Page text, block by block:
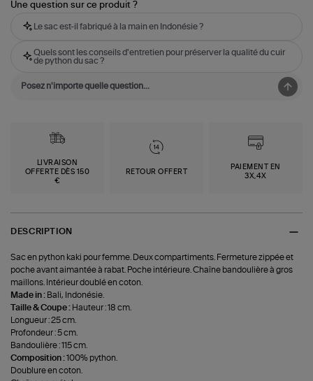
Une question sur ce produit ?
Le sac est-il fabriqué à la main en Indonésie ?
Quels sont les conseils d'entretien pour préserver la qualité du cuir
de python du sac ?
LIVRAISON
OFFERTE DÈS 150
€
RETOUR OFFERT
PAIEMENT EN
3X,4X
DESCRIPTION
Sac en python kaki pour femme. Deux compartiments. Fermeture zippée et
poche avant aimantée à rabat. Poche intérieure. Chaîne bandoulière à gros
maillons. Intérieur doublé en coton.
Made in : Bali, Indonésie.
Taille & Coupe : Hauteur : 18 cm.
Longueur : 25 cm.
Profondeur : 5 cm.
Bandoulière : 115 cm.
Composition :100% python.
Doublure en coton.